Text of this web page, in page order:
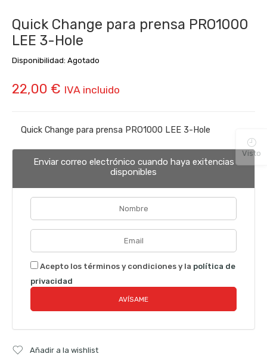
Quick Change para prensa PRO1000
LEE 3-Hole
Disponibilidad: Agotado
22,00 € IVA incluido
Quick Change para prensa PRO1000 LEE 3-Hole
Enviar correo electrónico cuando haya exitencias
disponibles
Acepto los términos y condiciones y la política de
privacidad
Añadir a la wishlist
Visto